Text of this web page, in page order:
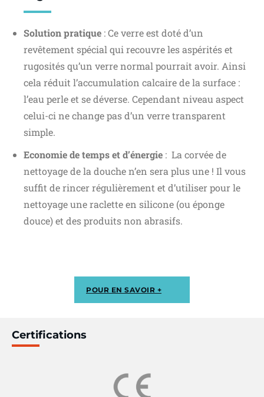
Solution pratique : Ce verre est doté d’un
revêtement spécial qui recouvre les aspérités et
rugosités qu’un verre normal pourrait avoir. Ainsi
cela réduit l’accumulation calcaire de la surface :
l’eau perle et se déverse. Cependant niveau aspect
celui-ci ne change pas d’un verre transparent
simple.
Economie de temps et d’énergie : La corvée de
nettoyage de la douche n’en sera plus une ! Il vous
suffit de rincer régulièrement et d’utiliser pour le
nettoyage une raclette en silicone (ou éponge
douce) et des produits non abrasifs.
POUR EN SAVOIR +
Certifications